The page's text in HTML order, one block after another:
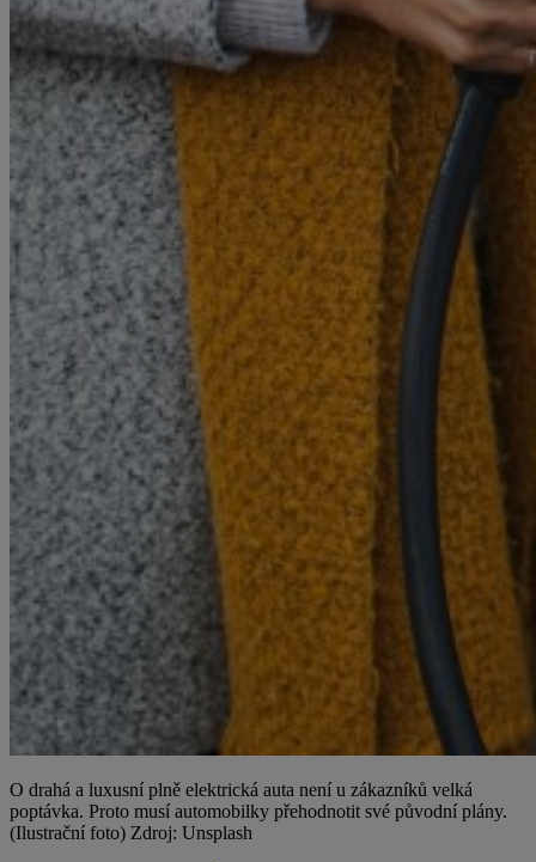
O drahá a luxusní plně elektrická auta není u zákazníků velká
poptávka. Proto musí automobilky přehodnotit své původní plány.
(Ilustrační foto) Zdroj: Unsplash